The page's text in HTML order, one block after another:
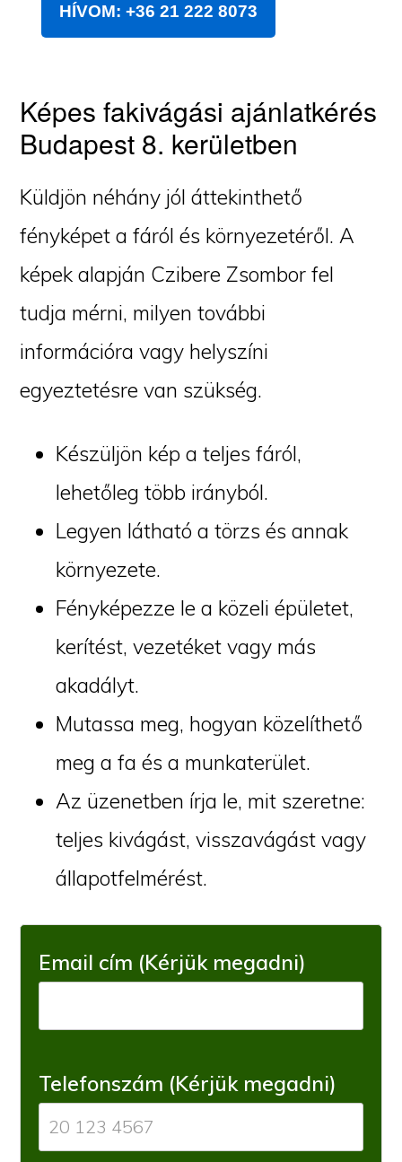
HÍVOM: +36 21 222 8073
Képes fakivágási ajánlatkérés
Budapest 8. kerületben
Küldjön néhány jól áttekinthető
fényképet a fáról és környezetéről. A
képek alapján Czibere Zsombor fel
tudja mérni, milyen további
információra vagy helyszíni
egyeztetésre van szükség.
Készüljön kép a teljes fáról,
lehetőleg több irányból.
Legyen látható a törzs és annak
környezete.
Fényképezze le a közeli épületet,
kerítést, vezetéket vagy más
akadályt.
Mutassa meg, hogyan közelíthető
meg a fa és a munkaterület.
Az üzenetben írja le, mit szeretne:
teljes kivágást, visszavágást vagy
állapotfelmérést.
Email cím (Kérjük megadni)
Telefonszám (Kérjük megadni)